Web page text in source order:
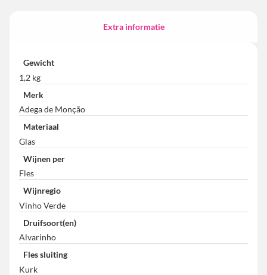
Extra informatie
Gewicht
1,2 kg
Merk
Adega de Monção
Materiaal
Glas
Wijnen per
Fles
Wijnregio
Vinho Verde
Druifsoort(en)
Alvarinho
Fles sluiting
Kurk